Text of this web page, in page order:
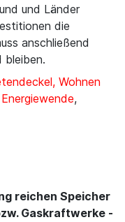
und Länder
die
anschließend
bleiben.
Wohnen
,
reichen Speicher
Gaskraftwerke -